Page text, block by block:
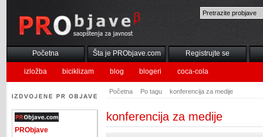
Početna Šta je PRObjave.com Registrujte se
izložba biciklizam blog blogeri coca-cola
Početna Po tagu konferencija za medije
konferencija za medije
PRObjave